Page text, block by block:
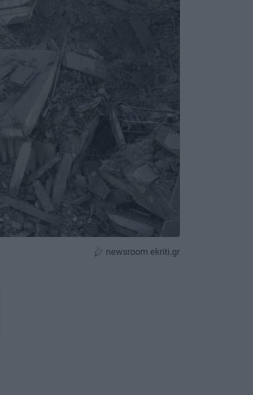
newsroom ekriti.gr